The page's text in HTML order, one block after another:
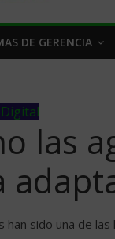
DE GERENCIA
las
han sido una de